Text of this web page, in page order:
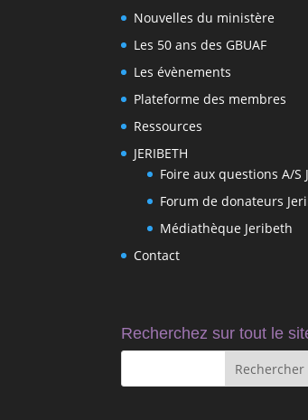
Nouvelles du ministère
Les 50 ans des GBUAF
Les évènements
Plateforme des membres
Ressources
JERIBETH
Foire aux questions A/S
Forum de donateurs
Médiathèque Jeribeth
Contact
Recherchez sur tout le